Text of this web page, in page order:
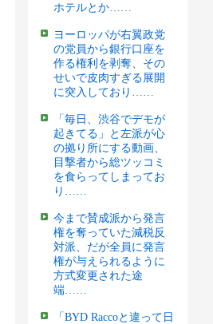
ホテルとか……
ヨーロッパが右翼政党
の党員から銀行口座を
作る権利を剥奪、その
せいで皮肉すぎる展開
に突入しており……
「毎日、渋谷でデモが
起きてる」と左派が心
の拠り所にする動画、
目撃者から総ツッコミ
を食らってしまってお
り……
今まで賛成派から発言
権を奪っていた減税反
対派、だが全員に発言
権が与えられるように
方式変更された途
端……
「BYD Raccoと違って日